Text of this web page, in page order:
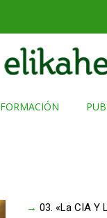
FORMACIÓN
→ 03. «La CIA Y